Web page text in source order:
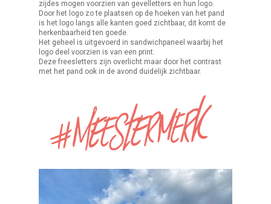
zijdes mogen voorzien van gevelletters en hun logo.
Door het logo zo te plaatsen op de hoeken van het pand
is het logo langs alle kanten goed zichtbaar, dit komt de
herkenbaarheid ten goede.
Het geheel is uitgevoerd in sandwichpaneel waarbij het
logo deel voorzien is van een print.
Deze freesletters zijn overlicht maar door het contrast
met het pand ook in de avond duidelijk zichtbaar.